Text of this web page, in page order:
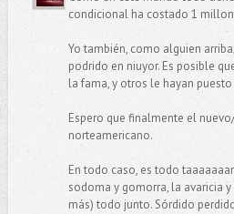
condicional ha costado 1
Yo también, como alguien
podrido en niuyor. Es posible
la fama, y otros le hayan puesto
Espero que finalmente el
norteamericano.
En todo caso, es todo
sodoma y gomorra, la avaricia
más) todo junto. Sórdido